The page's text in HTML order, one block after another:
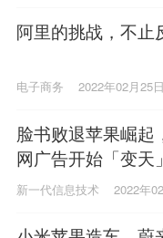
阿里的挑战，不止
电子商务 2022年02月25日
脸书败退苹果崛起
网广告开始「变天」
新一代信息技术 2022年